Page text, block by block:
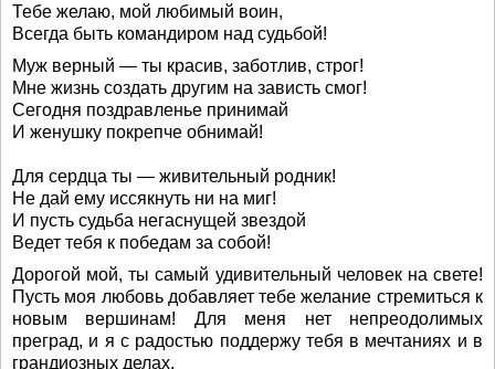
Тебе желаю, мой любимый воин,
Всегда быть командиром над судьбой!
Муж верный — ты красив, заботлив, строг!
Мне жизнь создать другим на зависть смог!
Сегодня поздравленье принимай
И женушку покрепче обнимай!
Для сердца ты — живительный родник!
Не дай ему иссякнуть ни на миг!
И пусть судьба негаснущей звездой
Ведет тебя к победам за собой!
Дорогой мой, ты самый удивительный человек на свете!
Пусть моя любовь добавляет тебе желание стремиться к
новым вершинам! Для меня нет непреодолимых
преград, и я с радостью поддержу тебя в мечтаниях и в
грандиозных делах.